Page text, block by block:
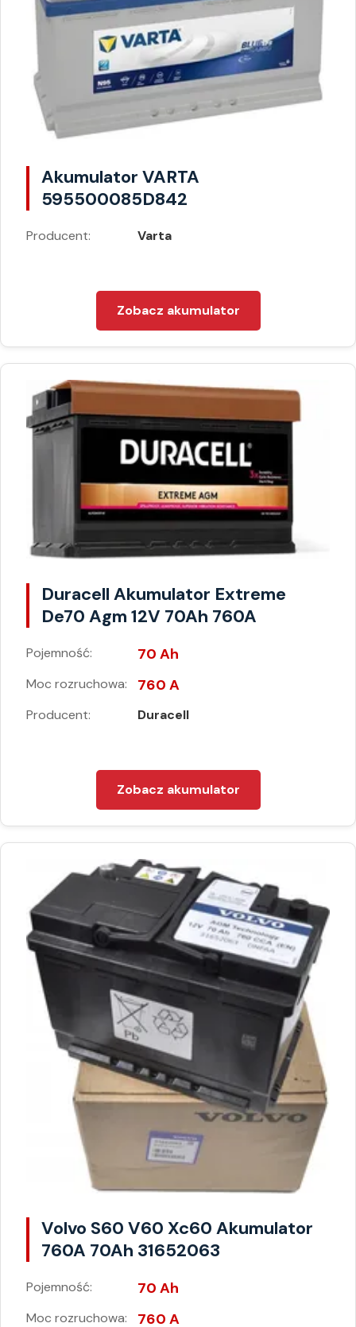
Akumulator VARTA
595500085D842
Producent: Varta
Zobacz akumulator
Duracell Akumulator Extreme
De70 Agm 12V 70Ah 760A
Pojemność: 70 Ah
Moc rozruchowa: 760 A
Producent: Duracell
Zobacz akumulator
Volvo S60 V60 Xc60 Akumulator
760A 70Ah 31652063
Pojemność: 70 Ah
Moc rozruchowa: 760 A